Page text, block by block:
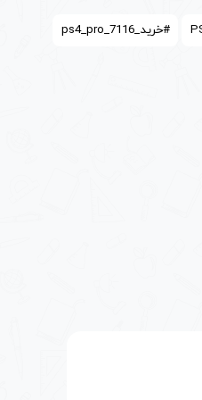
#خرید_ps4_pro_7116